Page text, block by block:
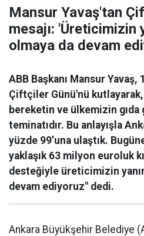
Mansur Yavaş'tan
mesajı: 'Üreticimizin
olmaya da devam
ABB Başkanı Mansur Yavaş,
Çiftçiler Günü'nü
bereketin ve ülkemizin
teminatıdır. Bu anlayışla
yüzde 99’una ulaştık.
yaklaşık 63 milyon euroluk
desteğiyle üreticimizin
devam ediyoruz" dedi.
Ankara Büyükşehir Belediye